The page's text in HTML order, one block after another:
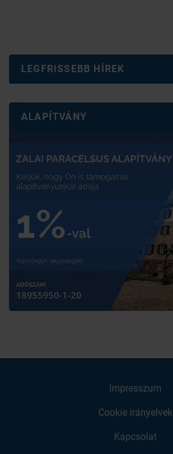
LEGFRISSEBB HÍREK
ALAPÍTVÁNY
Impresszum
Cookie irányelvek
Kapcsolat